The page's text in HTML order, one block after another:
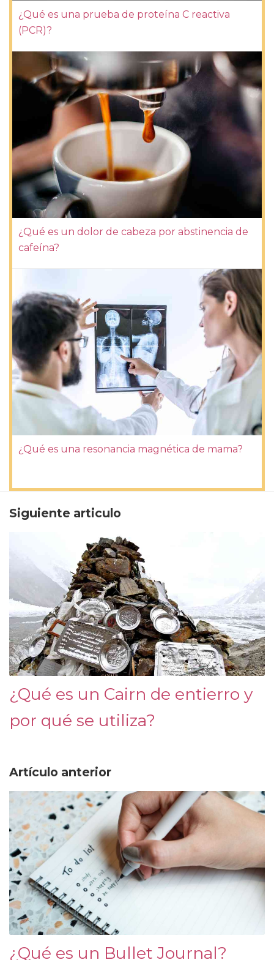
¿Qué es una prueba de proteína C reactiva
(PCR)?
¿Qué es un dolor de cabeza por abstinencia de
cafeína?
¿Qué es una resonancia magnética de mama?
Siguiente articulo
¿Qué es un Cairn de entierro y
por qué se utiliza?
Artículo anterior
¿Qué es un Bullet Journal?